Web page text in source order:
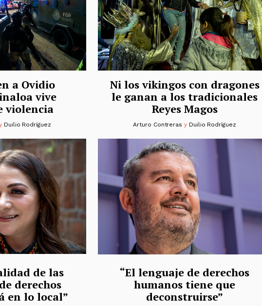
a Ovidio
vive
violencia
Duilio Rodríguez
Ni los vikingos con dragones
le ganan a los tradicionales
Reyes Magos
Arturo Contreras y Duilio Rodríguez
de las
derechos
en lo local”
“El lenguaje de derechos
humanos tiene que
deconstruirse”